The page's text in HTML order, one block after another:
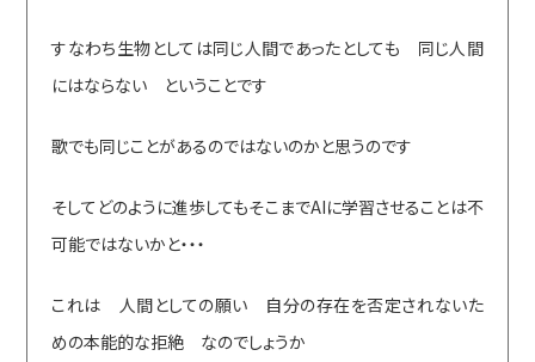
すなわち生物としては同じ人間であったとしても 同じ人間
にはならない ということです
歌でも同じことがあるのではないのかと思うのです
そしてどのように進歩してもそこまでAIに学習させることは不
可能ではないかと・・・
これは 人間としての願い 自分の存在を否定されないた
めの本能的な拒絶 なのでしょうか